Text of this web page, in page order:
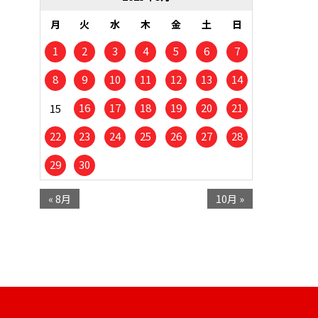
月
火 水 木 金 土 日
1 2 3 4 5 6
7
8
9 10 11 12 13
14
15
16 17 18 19 20
21
22
23 24 25 26 27
28
29
30
« 8月 10月 »